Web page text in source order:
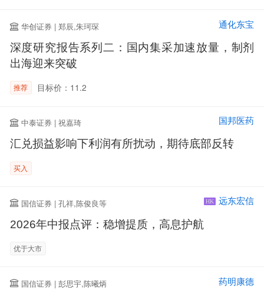
华创证券 | 郑辰,朱珂琛 通化东宝
深度研究报告系列二：国内集采加速放量，制剂
出海迎来突破
推荐 目标价：11.2
中泰证券 | 祝嘉琦 国邦医药
汇兑损益影响下利润有所扰动，期待底部反转
买入
国信证券 | 孔祥,陈俊良等 HK 远东宏信
2026年中报点评：稳增提质，高息护航
优于大市
国信证券 | 彭思宇,陈曦炳 药明康德